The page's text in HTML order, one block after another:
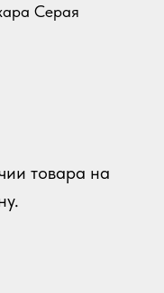
Серая
товара на